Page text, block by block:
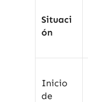
Situaci
ón
Inicio
de